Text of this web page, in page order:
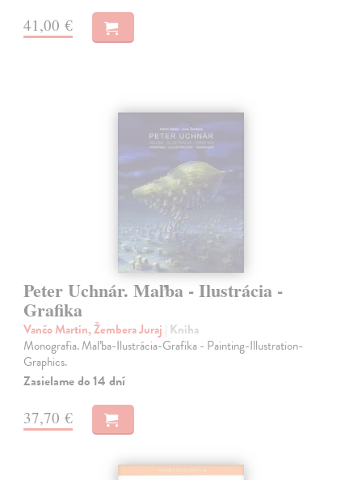
41,00 €
Peter Uchnár. Maľba - Ilustrácia -
Grafika
Vančo Martin, Žembera Juraj | Kniha
Monografia. Maľba-Ilustrácia-Grafika - Painting-Illustration-
Graphics.
Zasielame do 14 dní
37,70 €